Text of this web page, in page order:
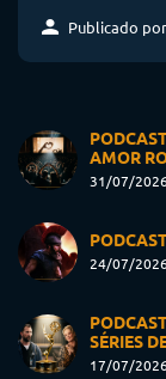
Publicado
AMOR
31/07/
24/07/
SÉRIES
17/07/